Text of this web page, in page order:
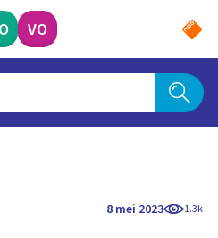
VO
8 mei 2023 1.3k